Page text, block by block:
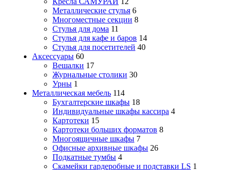
Металлические стулья 6
Многоместные секции 8
Стулья для дома 11
Стулья для кафе и баров 14
Стулья для посетителей 40
Аксессуары 60
Вешалки 17
Журнальные столики 30
Урны 1
Металлическая мебель 114
Бухгалтерские шкафы 18
Индивидуальные шкафы кассира 4
Картотеки 15
Картотеки больших форматов 8
Многоящичные шкафы 7
Офисные архивные шкафы 26
Подкатные тумбы 4
Скамейки гардеробные и подставки LS 1